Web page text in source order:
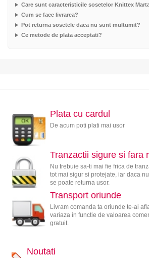
Care sunt caracteristicile sosetelor Knittex
Cum se face livrarea?
Pot returna sosetele daca nu sunt multumit?
Ce metode de plata acceptati?
Plata cu cardul
De acum poti plati mai usor
Tranzactii sigure si fara
Nu trebuie sa-ti mai fie frica de
tot mai sigur si protejate, iar daca
se poate returna usor.
Transport oriunde
Livram comanda ta oriunde te-ai
variaza in functie de valoarea
gratuit.
Noutati